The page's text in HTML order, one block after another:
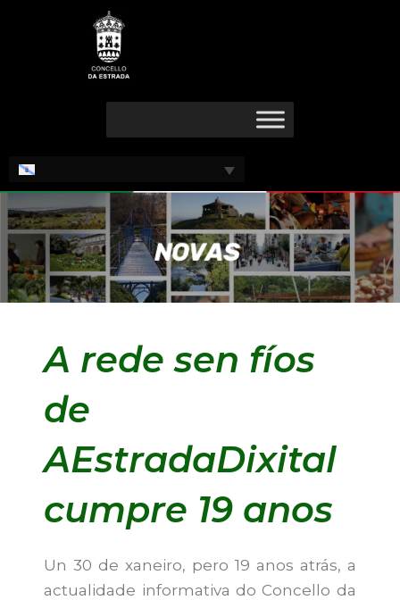
A rede sen fíos
de
AEstradaDixital
cumpre 19 anos
Un 30 de xaneiro, pero 19 anos atrás, a
actualidade informativa do Concello da